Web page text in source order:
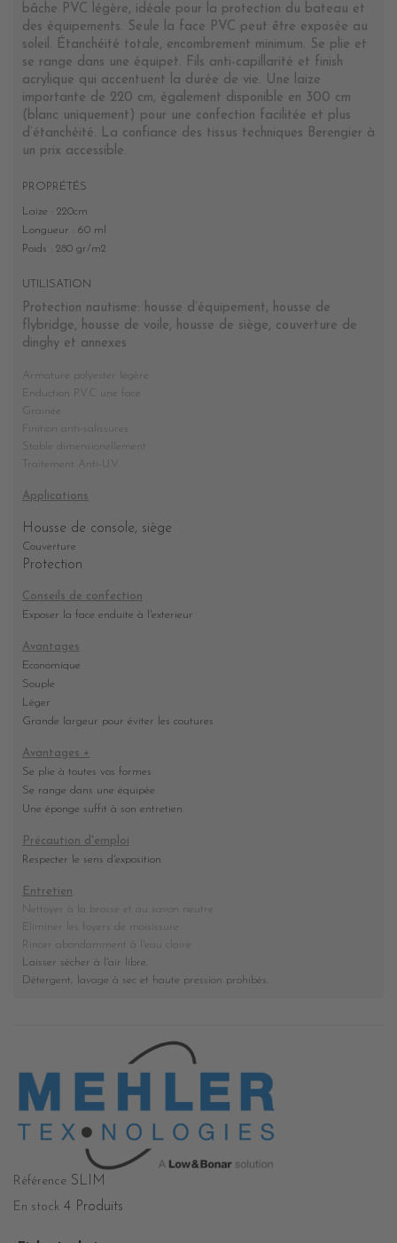
bâche PVC légère, idéale pour la protection du bateau et
des équipements. Seule la face PVC peut être exposée au
soleil. Étanchéité totale, encombrement minimum. Se plie et
se range dans une équipet. Fils anti-capillarité et finish
acrylique qui accentuent la durée de vie. Une laize
importante de 220 cm, également disponible en 300 cm
(blanc uniquement) pour une confection facilitée et plus
d’étanchéité. La confiance des tissus techniques Berengier à
un prix accessible.
PROPRÉTÉS
Laize : 220cm
Longueur : 60 ml
Poids : 280 gr/m2
UTILISATION
Protection nautisme: housse d’équipement, housse de
flybridge, housse de voile, housse de siège, couverture de
dinghy et annexes
Armature polyester légère
Enduction P.V.C une face
Grainée
Finition anti-salissures
Stable dimensionellement
Traitement Anti-U.V.
Applications
Housse de console, siège
Couverture
Protection
Conseils de confection
Exposer la face enduite à l'exterieur
Avantages
Economique
Souple
Léger
Grande largeur pour éviter les coutures
Avantages +
Se plie à toutes vos formes
Se range dans une équipée
Une éponge suffit à son entretien
Précaution d'emploi
Respecter le sens d'exposition
Entretien
Nettoyer à la brosse et au savon neutre.
Eliminer les foyers de moisissure
Rincer abondamment à l'eau claire.
Laisser sécher à l'air libre.
Détergent, lavage à sec et haute pression prohibés
Référence SLIM
En stock 4 Produits